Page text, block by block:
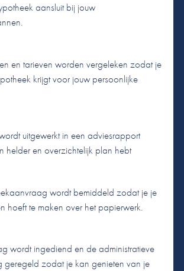
aansluit bij jouw
en tarieven worden vergeleken zodat je
krijgt voor jouw persoonlijke
uitgewerkt in een adviesrapport
helder en overzichtelijk plan hebt
wordt bemiddeld zodat je je
hoeft te maken over het papierwerk.
wordt ingediend en de administratieve
geregeld zodat je kan genieten van je